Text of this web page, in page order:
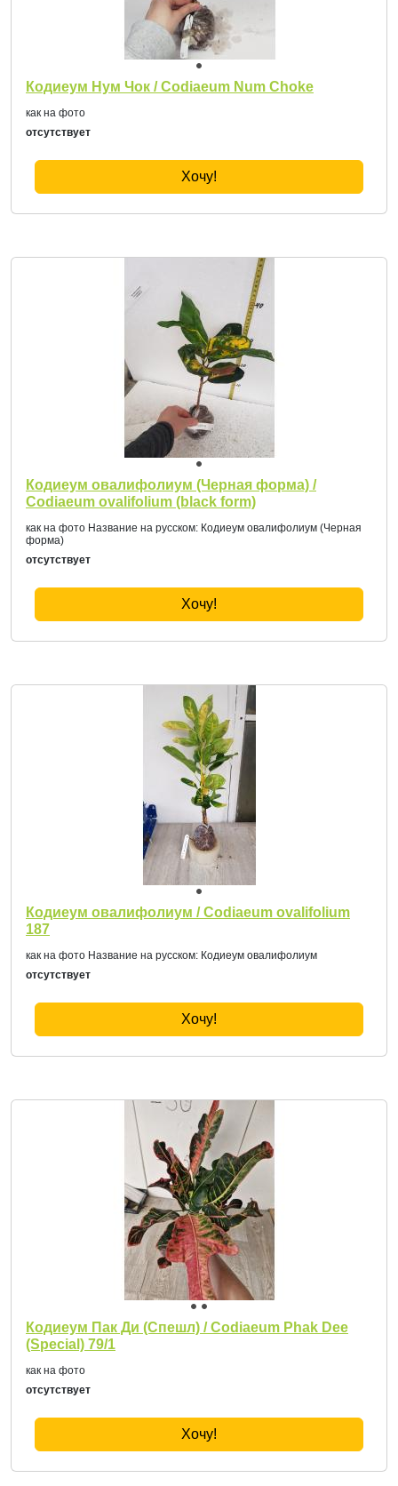
Кодиеум Нум Чок / Codiaeum Num Choke
как на фото
отсутствует
Хочу!
Кодиеум овалифолиум (Черная форма) /
Codiaeum ovalifolium (black form)
как на фото Название на русском: Кодиеум овалифолиум (Черная
форма)
отсутствует
Хочу!
Кодиеум овалифолиум / Codiaeum ovalifolium
187
как на фото Название на русском: Кодиеум овалифолиум
отсутствует
Хочу!
Кодиеум Пак Ди (Спешл) / Codiaeum Phak Dee
(Special) 79/1
как на фото
отсутствует
Хочу!